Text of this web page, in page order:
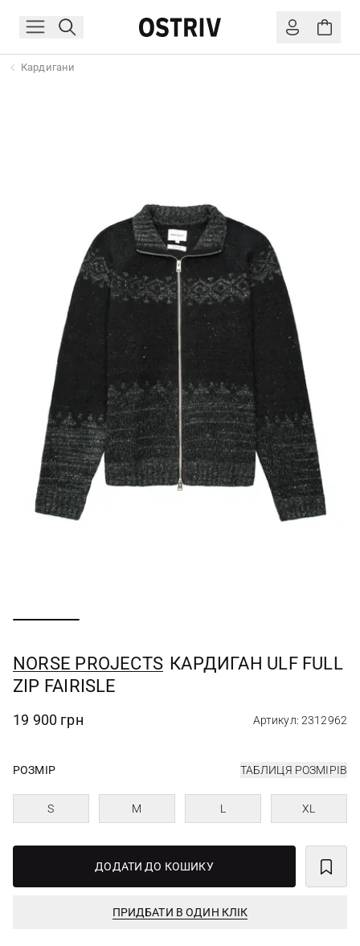
Кардигани
NORSE PROJECTS КАРДИГАН ULF FULL
ZIP FAIRISLE
19 900 грн Артикул: 2312962
РОЗМІР ТАБЛИЦЯ РОЗМІРІВ
S M L XL
ДОДАТИ ДО КОШИКУ
ПРИДБАТИ В ОДИН КЛІК